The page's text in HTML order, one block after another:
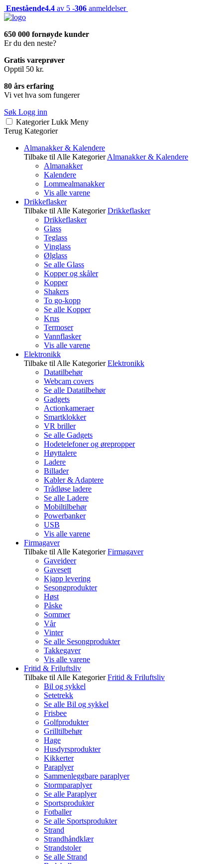
Enestående4.4 av 5 -306 anmeldelser
650 000 fornøyde kunder
Er du den neste?
Gratis vareprøver
Opptil 50 kr.
80 års erfaring
Vi vet hva som fungerer
Søk Logg inn
Kategorier Lukk Meny
Terug Kategorier
Almanakker & Kalendere
Tilbake til Alle Kategorier Almanakker & Kalendere
Almanakker
Kalendere
Lommealmanakker
Vis alle varene
Drikkeflasker
Tilbake til Alle Kategorier Drikkeflasker
Drikkeflasker
Glass
Teglass
Vinglass
Ølglass
Se alle Glass
Kopper og skåler
Kopper
Shakers
To go-kopp
Se alle Kopper
Krus
Termoser
Vannflasker
Vis alle varene
Elektronikk
Tilbake til Alle Kategorier Elektronikk
Datatilbehør
Webcam covers
Se alle Datatilbehør
Gadgets
Actionkameraer
Smartklokker
VR briller
Se alle Gadgets
Hodetelefoner og ørepropper
Høyttalere
Ladere
Billader
Kabler & Adaptere
Trådløse ladere
Se alle Ladere
Mobiltilbehør
Powerbanker
USB
Vis alle varene
Firmagaver
Tilbake til Alle Kategorier Firmagaver
Gaveideer
Gavesett
Kjapp levering
Sesongprodukter
Høst
Påske
Sommer
Vår
Vinter
Se alle Sesongprodukter
Takkegaver
Vis alle varene
Fritid & Friluftsliv
Tilbake til Alle Kategorier Fritid & Friluftsliv
Bil og sykkel
Setetrekk
Se alle Bil og sykkel
Frisbee
Golfprodukter
Grilltilbehør
Hage
Husdyrsprodukter
Kikkerter
Paraplyer
Sammenleggbare paraplyer
Stormparaplyer
Se alle Paraplyer
Sportsprodukter
Fotballer
Se alle Sportsprodukter
Strand
Strandhåndklær
Strandstoler
Se alle Strand